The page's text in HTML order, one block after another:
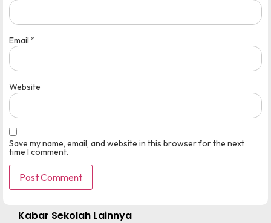
Email *
Website
Save my name, email, and website in this browser for the next
time I comment.
Kabar Sekolah Lainnya